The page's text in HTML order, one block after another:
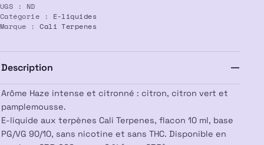
CBD
Super
Lemon
Cali
Terpenes
UGS : ND
Catégorie : E-liquides
Marque :Cali Terpenes
Description
Arôme Haze intense et citronné : citron, citron vert et
pamplemousse.
E-liquide aux terpènes Cali Terpenes, flacon 10 ml, base
PG/VG 90/10, sans nicotine et sans THC. Disponible en